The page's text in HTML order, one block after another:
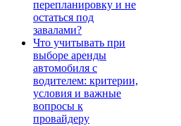
перепланировку и не
остаться под
завалами?
Что учитывать при
выборе аренды
автомобиля с
водителем: критерии,
условия и важные
вопросы к
провайдеру